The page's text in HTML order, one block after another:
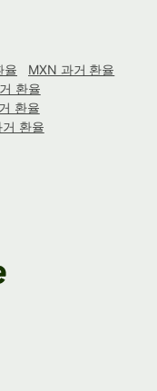
율
MXN 과거 환율
환율
환율
거 환율